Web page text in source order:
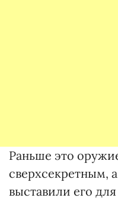
Раньше это
сверхсекретным,
выставили его